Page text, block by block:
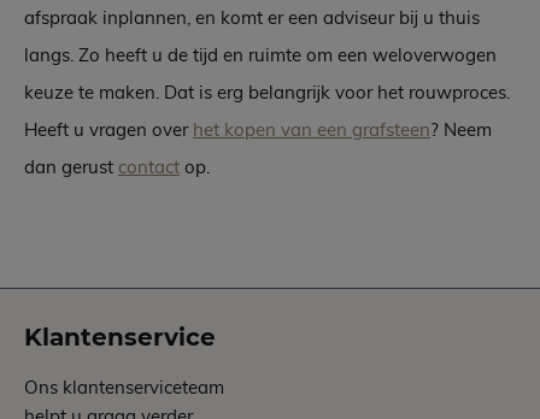
afspraak inplannen, en komt er een adviseur bij u thuis
langs. Zo heeft u de tijd en ruimte om een weloverwogen
keuze te maken. Dat is erg belangrijk voor het rouwproces.
Heeft u vragen over het kopen van een grafsteen? Neem
dan gerust contact op.
Klantenservice
Ons klantenserviceteam